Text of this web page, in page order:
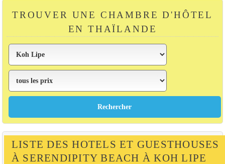
TROUVER UNE CHAMBRE D'HÔTEL
EN THAÏLANDE
LISTE DES HOTELS ET GUESTHOUSES
À SERENDIPITY BEACH À KOH LIPE